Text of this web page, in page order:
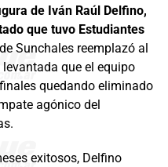
de Iván Raúl Delfino,
que tuvo Estudiantes
Sunchales reemplazó al
que el equipo
quedando eliminado
agónico del
exitosos, Delfino